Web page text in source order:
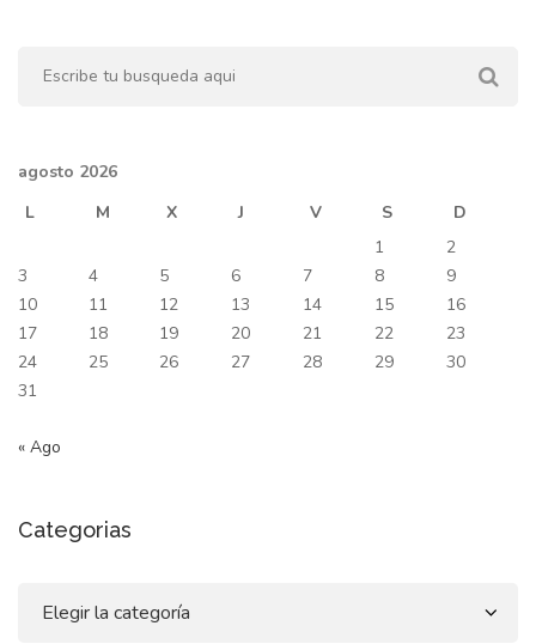
agosto 2026
L
M X J V S
D
1
2
3
4 5 6 7 8
9
10
11 12 13 14 15
16
17
18 19 20 21 22
23
24
25 26 27 28 29
30
31
« Ago
Categorias